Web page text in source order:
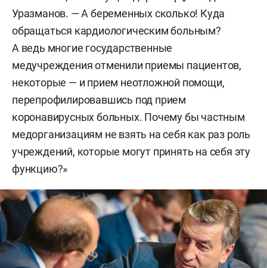
Уразманов. — А беременных сколько! Куда
обращаться кардиологическим больным?
А ведь многие государственные
медучреждения отменили приемы пациентов,
некоторые — и прием неотложной помощи,
перепрофилировавшись под прием
коронавирусных больных. Почему бы частным
медорганизациям не взять на себя как раз роль
учреждений, которые могут принять на себя эту
функцию?»